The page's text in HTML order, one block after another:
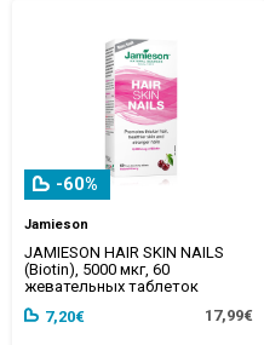
-60%
Jamieson
JAMIESON HAIR SKIN NAILS
(Biotin), 5000 мкг, 60
жевательных таблеток
7,20€
17,99€